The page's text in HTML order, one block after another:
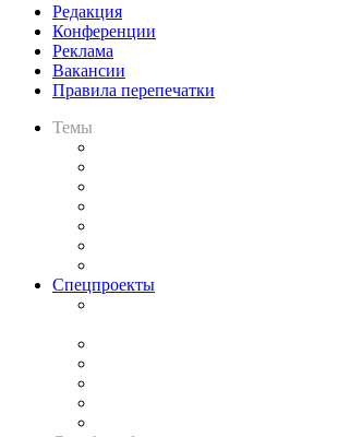
Редакция
Конференции
Реклама
Вакансии
Правила перепечатки
Темы
Спецпроекты